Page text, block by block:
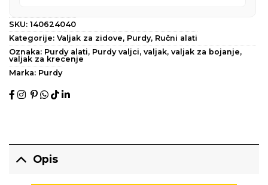
SKU: 140624040
Kategorije: Valjak za zidove, Purdy, Ručni alati
Oznaka: Purdy alati, Purdy valjci, valjak, valjak za bojanje,
valjak za krecenje
Marka: Purdy
Opis